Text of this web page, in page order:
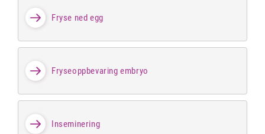
Fryse ned egg
Fryseoppbevaring embryo
Inseminering